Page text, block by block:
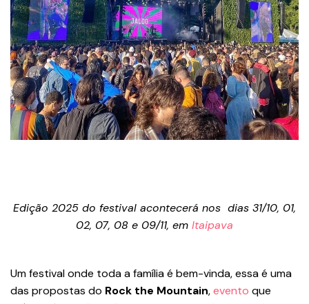
Edição 2025 do festival acontecerá nos dias 31/10, 01,
02, 07, 08 e 09/11, em Itaipava
Um festival onde toda a família é bem-vinda, essa é uma
das propostas do Rock the Mountain,evento que